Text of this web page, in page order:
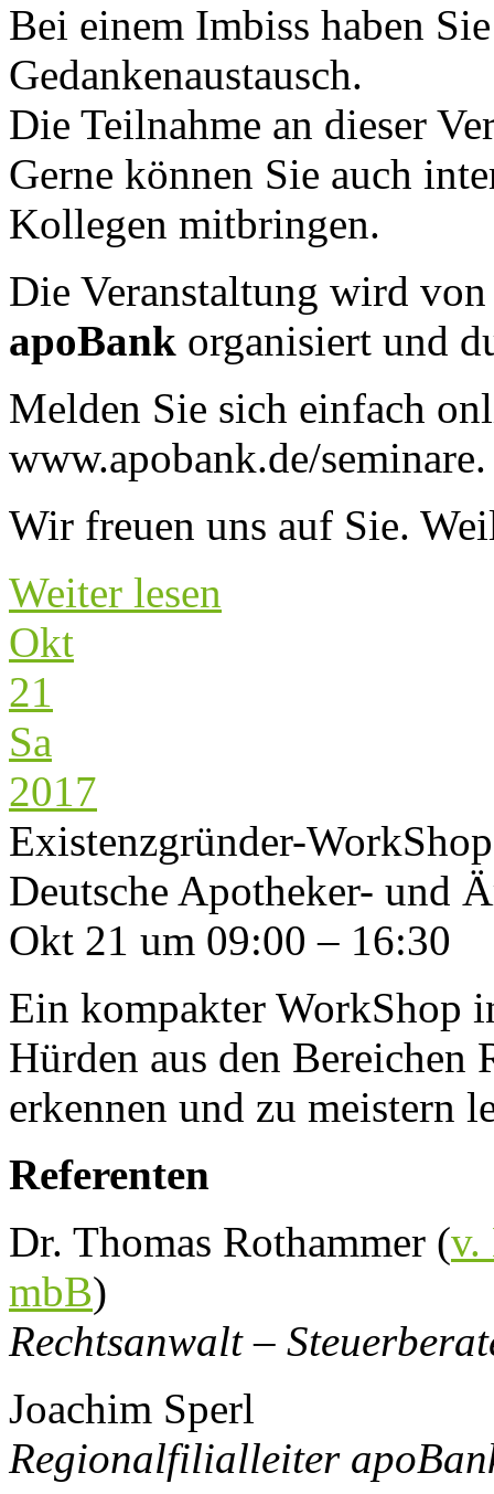
Bei einem Imbiss haben
Gedankenaustausch.
Die Teilnahme an dieser
Gerne können Sie auch
Kollegen mitbringen.
Die Veranstaltung wird
apoBank organisiert und
Melden Sie sich einfach
www.apobank.de/seminare.
Wir freuen uns auf Sie.
Weiter lesen
Okt
21
Sa
2017
Existenzgründer-
Deutsche Apotheker- und
Okt 21 um 09:00 – 16:30
Ein kompakter WorkShop
Hürden aus den Bereichen
erkennen und zu meistern
Referenten
Dr. Thomas Rothammer (v.
mbB)
Rechtsanwalt –
Joachim Sperl
Regionalfilialleiter